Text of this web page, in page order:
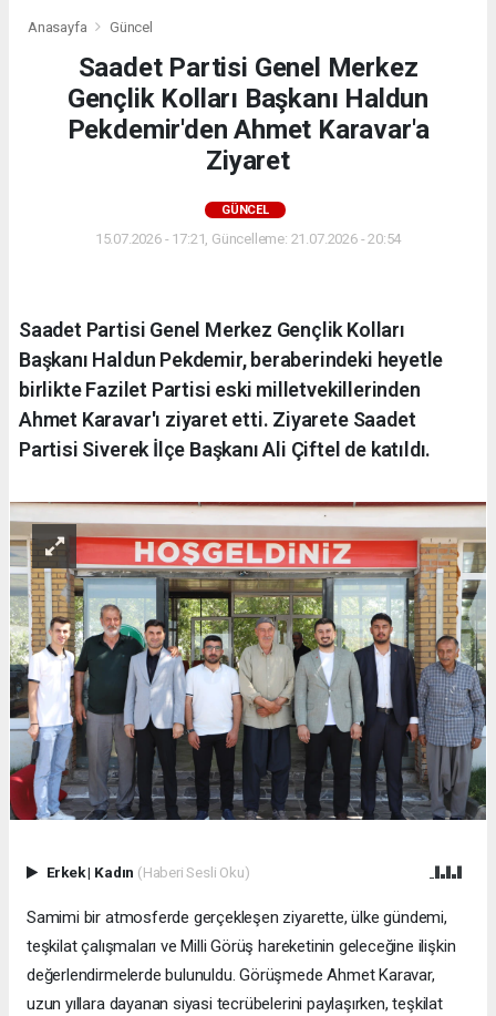
Anasayfa Güncel
Saadet Partisi Genel Merkez
Gençlik Kolları Başkanı Haldun
Pekdemir'den Ahmet Karavar'a
Ziyaret
GÜNCEL
15.07.2026 - 17:21, Güncelleme: 21.07.2026 - 20:54
Saadet Partisi Genel Merkez Gençlik Kolları
Başkanı Haldun Pekdemir, beraberindeki heyetle
birlikte Fazilet Partisi eski milletvekillerinden
Ahmet Karavar'ı ziyaret etti. Ziyarete Saadet
Partisi Siverek İlçe Başkanı Ali Çiftel de katıldı.
Erkek| Kadın (Haberi Sesli Oku)
Samimi bir atmosferde gerçekleşen ziyarette, ülke gündemi,
teşkilat çalışmaları ve Milli Görüş hareketinin geleceğine ilişkin
değerlendirmelerde bulunuldu. Görüşmede Ahmet Karavar,
uzun yıllara dayanan siyasi tecrübelerini paylaşırken, teşkilat